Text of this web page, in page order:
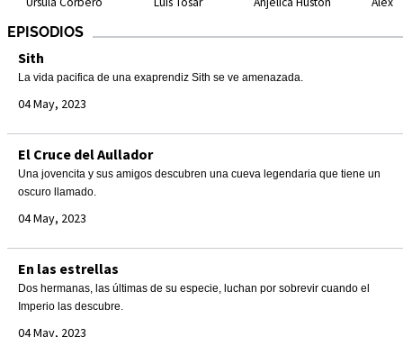
EPISODIOS
Sith
La vida pacifica de una exaprendiz Sith se ve amenazada.
04 May, 2023
El Cruce del Aullador
Una jovencita y sus amigos descubren una cueva legendaria que tiene un
oscuro llamado.
04 May, 2023
En las estrellas
Dos hermanas, las últimas de su especie, luchan por sobrevir cuando el
Imperio las descubre.
04 May, 2023